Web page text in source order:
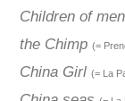
Children of men
the Chimp (=
China Girl (= La